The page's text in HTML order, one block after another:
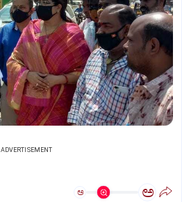
ADVERTISEMENT
ಅ ಅ